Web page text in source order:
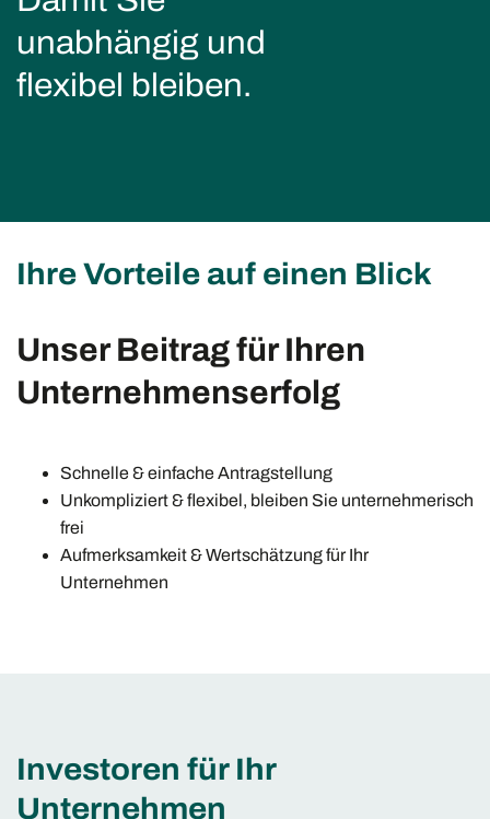
unabhängig und
flexibel bleiben.
Ihre Vorteile auf einen Blick
Unser Beitrag für Ihren
Unternehmenserfolg
Schnelle & einfache Antragstellung
Unkompliziert & flexibel, bleiben Sie unternehmerisch
frei
Aufmerksamkeit & Wertschätzung für Ihr
Unternehmen
Investoren für Ihr
Unternehmen